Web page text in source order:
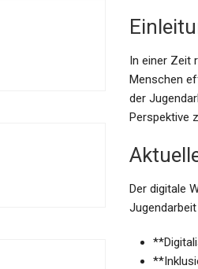
In einer Zeit
Menschen
der
Perspektive
Der digitale